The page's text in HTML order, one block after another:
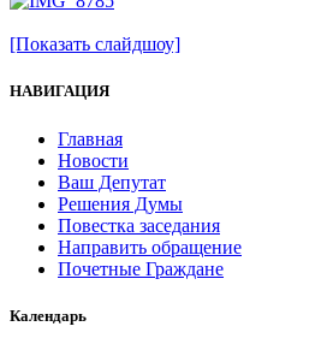
[Показать слайдшоу]
НАВИГАЦИЯ
Главная
Новости
Ваш Депутат
Решения Думы
Повестка заседания
Направить обращение
Почетные Граждане
Календарь